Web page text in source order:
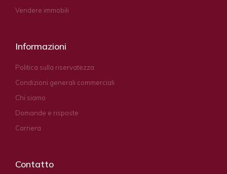
Vendere immobili
Informazioni
Politica sulla riservatezza
Condizioni generali commerciali
Chi siamo
Domande e risposte
Carriera
Contatto